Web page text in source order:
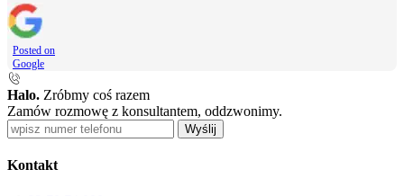
Posted on
Google
Halo. Zróbmy coś razem
Zamów rozmowę z konsultantem, oddzwonimy.
Wyślij
Kontakt